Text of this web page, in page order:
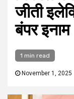
जीती
बंपर इनाम
1 min read
November 1, 2025